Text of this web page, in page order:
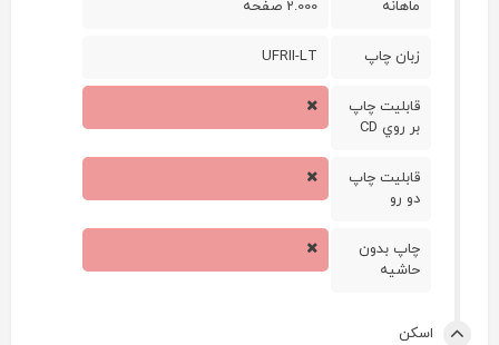
ماهانه 2.000 صفحه
زبان چاپ UFRII-LT
قابليت چاپ
بر روي CD
قابليت چاپ
دو رو
چاپ بدون
حاشيه
اسکن